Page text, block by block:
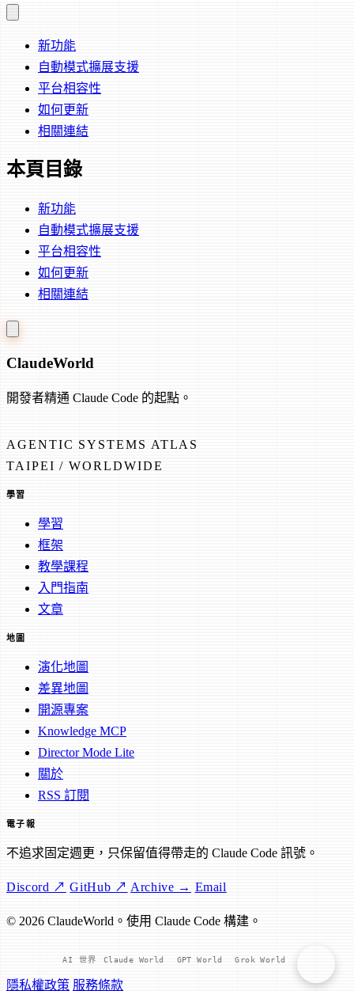
新功能
自動模式擴展支援
平台相容性
如何更新
相關連結
本頁目錄
新功能
自動模式擴展支援
平台相容性
如何更新
相關連結
ClaudeWorld
開發者精通 Claude Code 的起點。
AGENTIC SYSTEMS ATLAS
TAIPEI / WORLDWIDE
學習
學習
框架
教學課程
入門指南
文章
地圖
演化地圖
差異地圖
開源專案
Knowledge MCP
Director Mode Lite
關於
RSS 訂閱
電子報
不追求固定週更，只保留值得帶走的 Claude Code 訊號。
Discord ↗ GitHub ↗ Archive → Email
© 2026 ClaudeWorld。使用 Claude Code 構建。
AI 世界 Claude World GPT World Grok World
隱私權政策 服務條款